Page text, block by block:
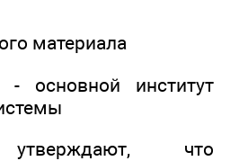
материала
- основной институт
утверждают, что